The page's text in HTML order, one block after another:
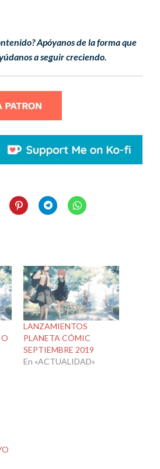
Apóyanos de la forma que
a seguir creciendo.
LANZAMIENTOS
PLANETA CÓMIC
SEPTIEMBRE 2019
En «ACTUALIDAD»